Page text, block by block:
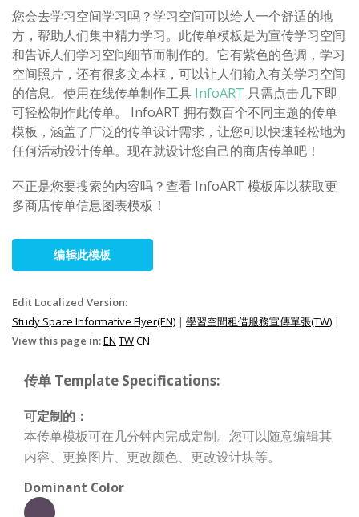
您会去学习空间学习吗？学习空间可以给人一个舒适的地
方，帮助人们集中精力学习。此传单模板是为宣传学习空间
和告诉人们学习空间细节而制作的。它有紫色的色调，学习
空间照片，还有很多文本框，可以让人们输入有关学习空间
的信息。使用在线传单制作工具 InfoART 只需点击几下即
可轻松制作此传单。 InfoART 拥有数百个不同主题的传单
模板，涵盖了广泛的传单设计需求，让您可以快速轻松地为
任何活动设计传单。现在就设计您自己的商店传单吧！
不正是您要搜索的内容吗？查看 InfoART 模板库以获取更
多商店传单信息图表模板！
编辑此模板
Edit Localized Version:
Study Space Informative Flyer(EN) | 學習空間租借服務宣傳單張(TW) |
View this page in:EN TWCN
传单 Template Specifications:
可定制的：
本传单模板可在几分钟内完成定制。您可以随意编辑其
内容、更换图片、更改颜色、更改设计块等。
Dominant Color